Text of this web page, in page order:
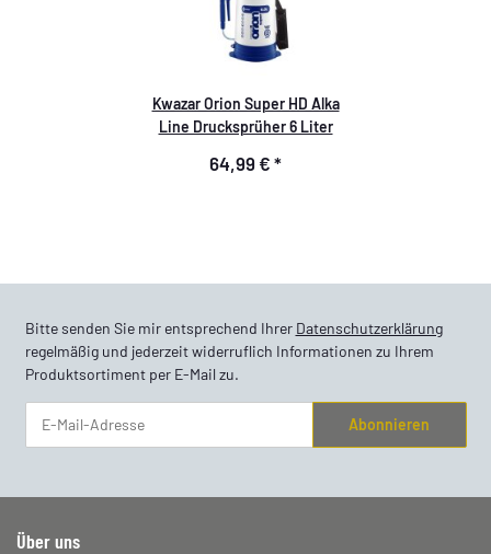
Kwazar Orion Super HD Alka
Line Drucksprüher 6 Liter
64,99 € *
Bitte senden Sie mir entsprechend Ihrer Datenschutzerklärung
regelmäßig und jederzeit widerruflich Informationen zu Ihrem
Produktsortiment per E-Mail zu.
Abonnieren
Über uns